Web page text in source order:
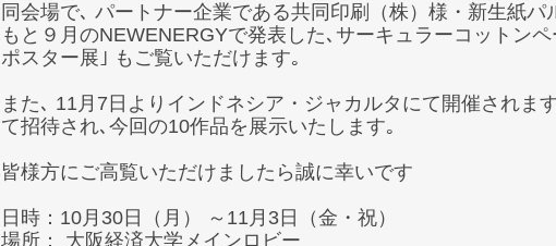
同会場で､ パートナー企業である共同印刷（株）様・新生紙
もと９月のNEWENERGYで発表した､サーキュラーコットン
ポスター展｣ もご覧いただけます｡
また､ 11月7日よりインドネシア・ジャカルタにて開催されま
て招待され､今回の10作品を展示いたします｡
皆様方にご高覧いただけましたら誠に幸いです
日時：10月30日（月） ～11月3日（金・祝）
場所： 大阪経済大学メインロビー